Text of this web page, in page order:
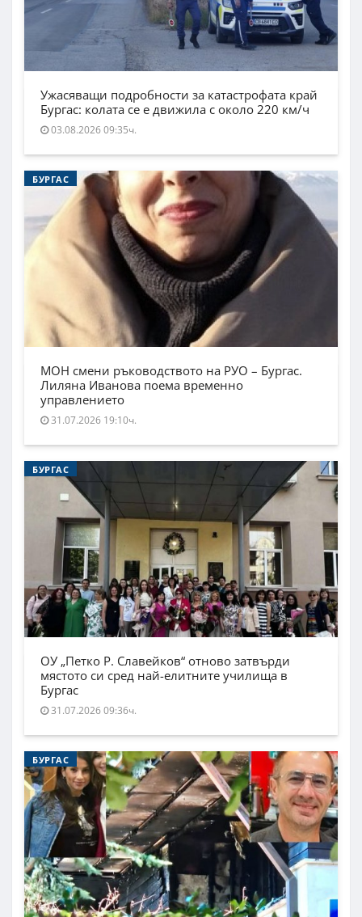
Ужасяващи подробности за катастрофата край
Бургас: колата се е движила с около 220 км/ч
03.08.2026 09:35ч.
БУРГАС
МОН смени ръководството на РУО – Бургас.
Лиляна Иванова поема временно
управлението
31.07.2026 19:10ч.
БУРГАС
ОУ „Петко Р. Славейков“ отново затвърди
мястото си сред най-елитните училища в
Бургас
31.07.2026 09:36ч.
БУРГАС